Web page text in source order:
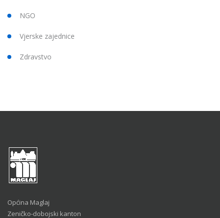
NGO
Vjerske zajednice
Zdravstvo
Općina Maglaj
Zeničko-dobojski kanton